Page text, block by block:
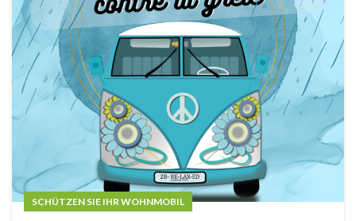
SCHÜTZEN SIE IHR WOHNMOBIL